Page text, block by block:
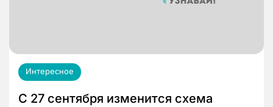
Интересное
С 27 сентября изменится схема